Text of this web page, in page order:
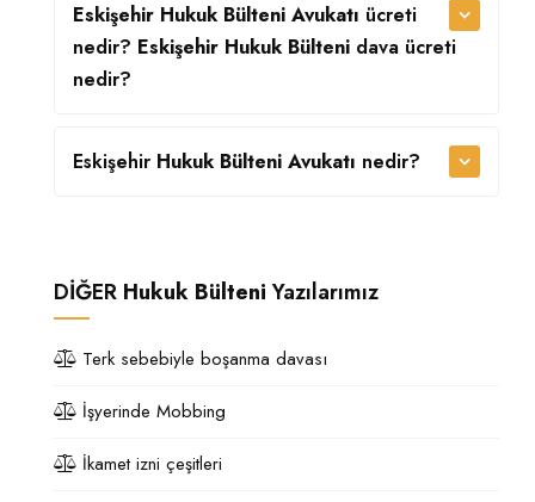
Eskişehir Hukuk Bülteni Avukatı ücreti
nedir? Eskişehir Hukuk Bülteni dava ücreti
nedir?
Eskişehir Hukuk Bülteni Avukatı nedir?
DİĞER Hukuk BülteniYazılarımız
Terk sebebiyle boşanma davası
İşyerinde Mobbing
İkamet izni çeşitleri